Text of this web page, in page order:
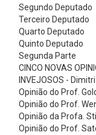
Segundo Deputado
Terceiro Deputado
Quarto Deputado
Quinto Deputado
Segunda Parte
CINCO NOVAS
INVEJOSOS -
Opinião do Prof.
Opinião do Prof.
Opinião da Profa.
Opinião do Prof.